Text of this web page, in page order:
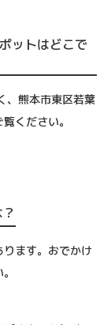
ットはどこで
、熊本市東区若葉
ください。
ます。おでかけ